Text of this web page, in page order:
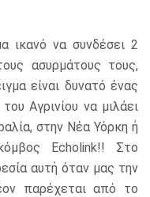
ικανό να συνδέσει 2
ασυρμάτους τους,
είναι δυνατό ένας
Αγρινίου να μιλάει
στην Νέα Υόρκη ή
Echolink!! Στο
αυτή όταν μας την
παρέχεται από το